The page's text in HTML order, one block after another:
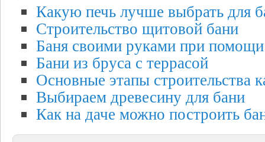
Какую печь лучше выбрать для
Строительство щитовой бани
Баня своими руками при
Бани из бруса с террасой
Основные этапы строительства
Выбираем древесину для бани
Как на даче можно построить